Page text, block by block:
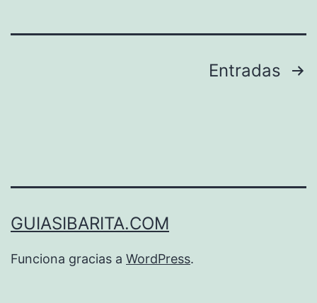
Entradas
GUIASIBARITA.COM
Funciona gracias a WordPress.